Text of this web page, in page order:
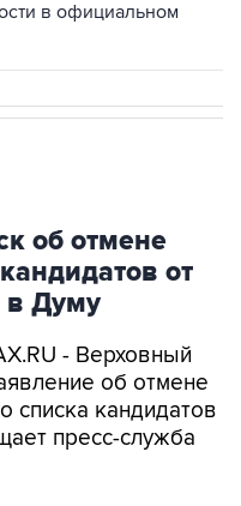
об отмене
от
Думу
- Верховный
кандидатов
пресс-служба